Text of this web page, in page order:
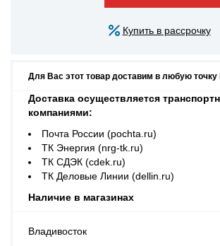
Купить в рассрочку
Для Вас этот товар доставим в любую точку
Доставка осуществляется
компаниями:
Почта России (pochta.ru)
ТК Энергия (nrg-tk.ru)
ТК СДЭК (cdek.ru)
ТК Деловые Линии (dellin.ru)
Наличие в магазинах
Владивосток